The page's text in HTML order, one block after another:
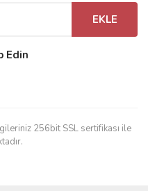
EKLE
Edin
256bit SSL sertifikası ile